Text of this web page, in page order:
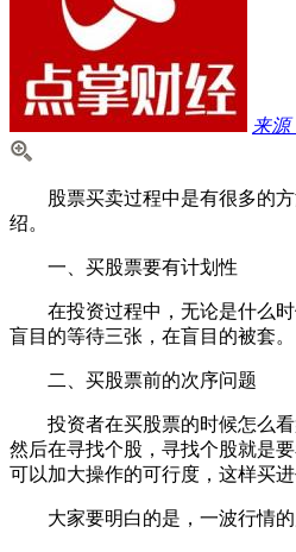
来源
股票买卖过程中是有很多的方
绍。
一、买股票要有计划性
在投资过程中，无论是什么时
盲目的等待三张，在盲目的被套。
二、买股票前的次序问题
投资者在买股票的时候怎么看
然后在寻找个股，寻找个股就是
可以加大操作的可行度，这样
大家要明白的是，一波行情的